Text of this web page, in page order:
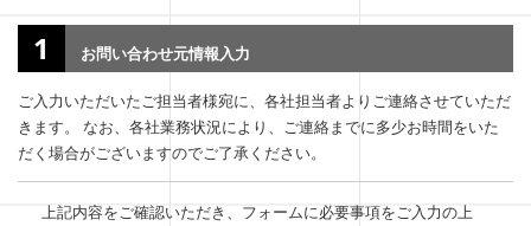
1 お問い合わせ元情報入力
ご入力いただいたご担当者様宛に、各社担当者よりご連絡させていただ
きます。 なお、各社業務状況により、ご連絡までに多少お時間をいた
だく場合がございますのでご了承ください。
上記内容をご確認いただき、フォームに必要事項をご入力の上